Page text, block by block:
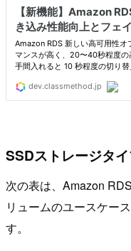
SSDストレージタ
次の表は、Amazon
リュームのユースケー
す。